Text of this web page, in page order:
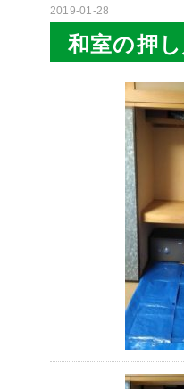
2019-01-28
和室の押